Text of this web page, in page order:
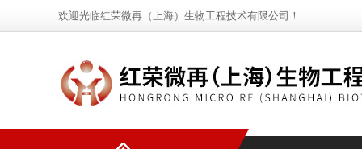
欢迎光临红荣微再（上海）生物工程技术有限公司！